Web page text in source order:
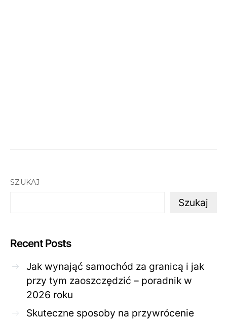
SZUKAJ
Szukaj
Recent Posts
Jak wynająć samochód za granicą i jak
przy tym zaoszczędzić – poradnik w
2026 roku
Skuteczne sposoby na przywrócenie